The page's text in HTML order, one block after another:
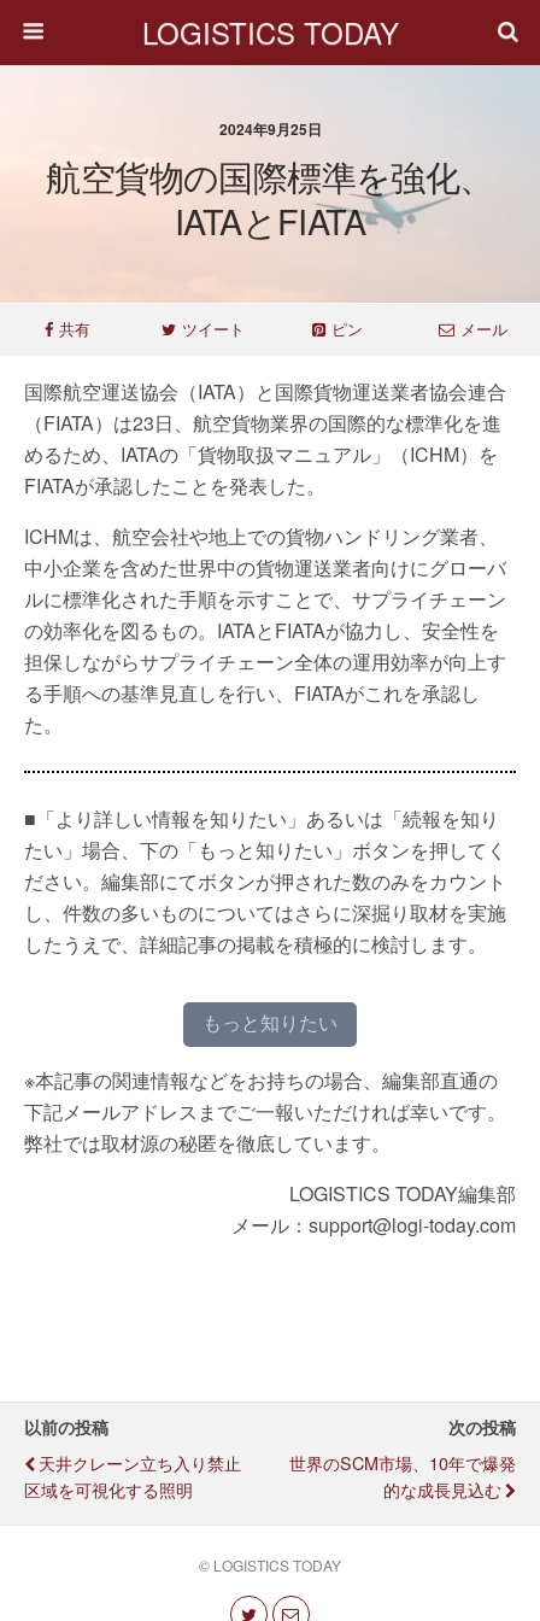
LOGISTICS TODAY
2024年9月25日
航空貨物の国際標準を強化、
IATAとFIATA
共有 ツイート ピン メール
国際航空運送協会（IATA）と国際貨物運送業者協会連合
（FIATA）は23日、航空貨物業界の国際的な標準化を進
めるため、IATAの「貨物取扱マニュアル」（ICHM）を
FIATAが承認したことを発表した。
ICHMは、航空会社や地上での貨物ハンドリング業者、
中小企業を含めた世界中の貨物運送業者向けにグローバ
ルに標準化された手順を示すことで、サプライチェーン
の効率化を図るもの。IATAとFIATAが協力し、安全性を
担保しながらサプライチェーン全体の運用効率が向上す
る手順への基準見直しを行い、FIATAがこれを承認し
た。
■「より詳しい情報を知りたい」あるいは「続報を知り
たい」場合、下の「もっと知りたい」ボタンを押してく
ださい。編集部にてボタンが押された数のみをカウント
し、件数の多いものについてはさらに深掘り取材を実施
したうえで、詳細記事の掲載を積極的に検討します。
もっと知りたい
※本記事の関連情報などをお持ちの場合、編集部直通の
下記メールアドレスまでご一報いただければ幸いです。
弊社では取材源の秘匿を徹底しています。
LOGISTICS TODAY編集部
メール：support@logi-today.com
以前の投稿
天井クレーン立ち入り禁止
区域を可視化する照明
次の投稿
世界のSCM市場、10年で爆発
的な成長見込む
© LOGISTICS TODAY